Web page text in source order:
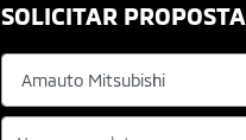
SOLICITAR PROPOSTA